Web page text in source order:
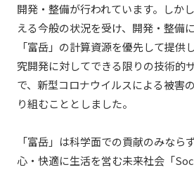
開発・整備が行われています。しか
える今般の状況を受け、開発・整備
「富岳」の計算資源を優先して提供
究開発に対してできる限りの技術的
で、新型コロナウイルスによる被害
り組むこととしました。
「富岳」は科学面での貢献のみなら
心・快適に生活を営む未来社会「